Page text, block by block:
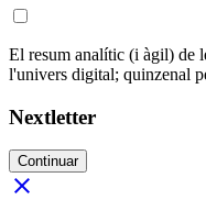
El resum analític (i àgil) de
l'univers digital; quinzenal
Nextletter
Continuar
close